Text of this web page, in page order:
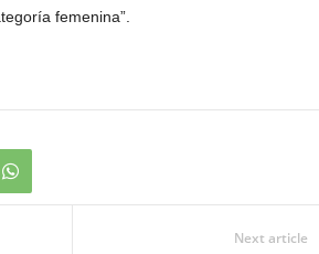
femenina”.
Next article